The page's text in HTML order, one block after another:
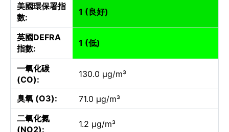
美國環保署指
數:
1 (良好)
英國DEFRA
指數:
1 (低)
一氧化碳
(CO):
130.0 µg/m³
臭氧 (O3):
71.0 µg/m³
二氧化氮
(NO2):
1.2 µg/m³